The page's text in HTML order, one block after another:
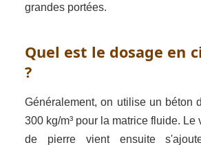
grandes portées.
Quel est le dosage en
?
Généralement, on utilise un béton
300 kg/m³ pour la matrice fluide. Le
de pierre vient ensuite